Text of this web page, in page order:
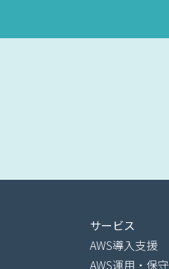
サービス
AWS導入支援
AWS運用・保守